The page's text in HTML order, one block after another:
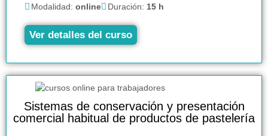
Modalidad: online Duración: 15 h
Ver detalles del curso
Sistemas de conservación y presentación
comercial habitual de productos de pastelería